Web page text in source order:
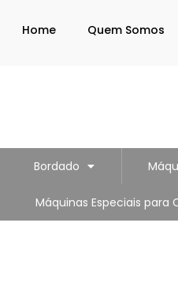
Home Quem Somos
Bordado
Máquinas Especiais para